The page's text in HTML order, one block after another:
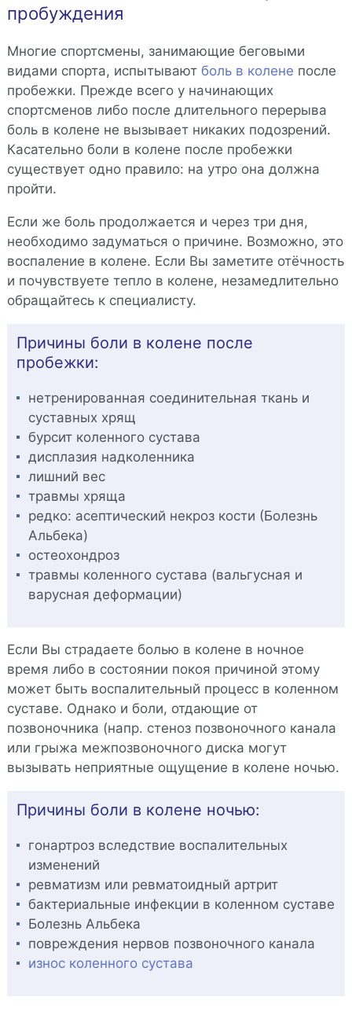
пробуждения
Многие спортсмены, занимающие беговыми
видами спорта, испытывают боль в колене после
пробежки. Прежде всего у начинающих
спортсменов либо после длительного перерыва
боль в колене не вызывает никаких подозрений.
Касательно боли в колене после пробежки
существует одно правило: на утро она должна
пройти.
Если же боль продолжается и через три дня,
необходимо задуматься о причине. Возможно, это
воспаление в колене. Если Вы заметите отёчность
и почувствуете тепло в колене, незамедлительно
обращайтесь к специалисту.
Причины боли в колене после
пробежки:
нетренированная соединительная ткань и
суставных хрящ
бурсит коленного сустава
дисплазия надколенника
лишний вес
травмы хряща
редко: асептический некроз кости (Болезнь
Альбека)
остеохондроз
травмы коленного сустава (вальгусная и
варусная деформации)
Если Вы страдаете болью в колене в ночное
время либо в состоянии покоя причиной этому
может быть воспалительный процесс в коленном
суставе. Однако и боли, отдающие от
позвоночника (напр. стеноз позвоночного канала
или грыжа межпозвоночного диска могут
вызывать неприятные ощущение в колене ночью.
Причины боли в колене ночью:
гонартроз вследствие воспалительных
изменений
ревматизм или ревматоидный артрит
бактериальные инфекции в коленном суставе
Болезнь Альбека
повреждения нервов позвоночного канала
износ коленного сустава